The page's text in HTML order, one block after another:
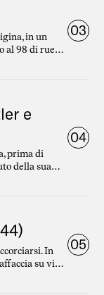
in un
al 98 di rue
rilegge
È la notte
03
e
prima di
della sua
e
mai.
04
In
su via
da
05